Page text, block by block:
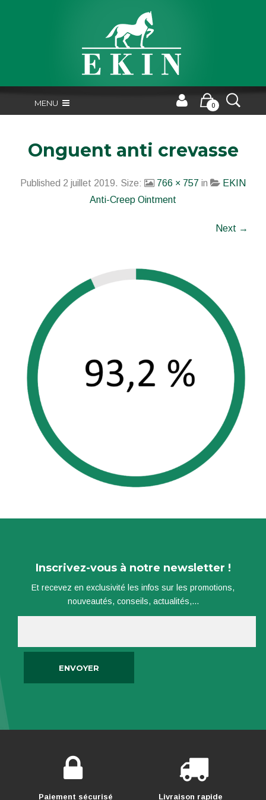
MENU 0
Onguent anti crevasse
Published 2 juillet 2019. Size: 766 × 757 in
EKIN
Anti-Creep Ointment
Next →
Inscrivez-vous à notre newsletter !
Et recevez en exclusivité les infos sur les promotions,
nouveautés, conseils, actualités,...
Paiement sécurisé Livraison rapide